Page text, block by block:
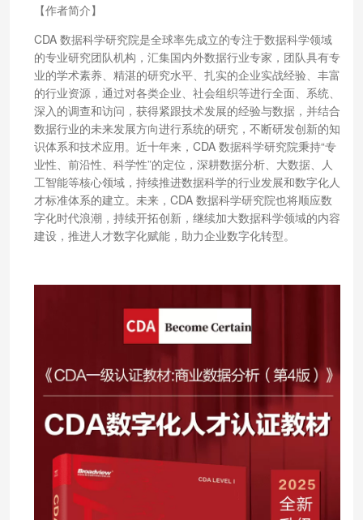
【作者简介】
CDA 数据科学研究院是全球率先成立的专注于数据科学领域
的专业研究团队机构，汇集国内外数据行业专家，团队具有专
业的学术素养、精湛的研究水平、扎实的企业实战经验、丰富
的行业资源，通过对各类企业、社会组织等进行全面、系统、
深入的调查和访问，获得紧跟技术发展的经验与数据，并结合
数据行业的未来发展方向进行系统的研究，不断研发创新的知
识体系和技术应用。近十年来，CDA 数据科学研究院秉持“专
业性、前沿性、科学性”的定位，深耕数据分析、大数据、人
工智能等核心领域，持续推进数据科学的行业发展和数字化人
才标准体系的建立。未来，CDA 数据科学研究院也将顺应数
字化时代浪潮，持续开拓创新，继续加大数据科学领域的内容
建设，推进人才数字化赋能，助力企业数字化转型。